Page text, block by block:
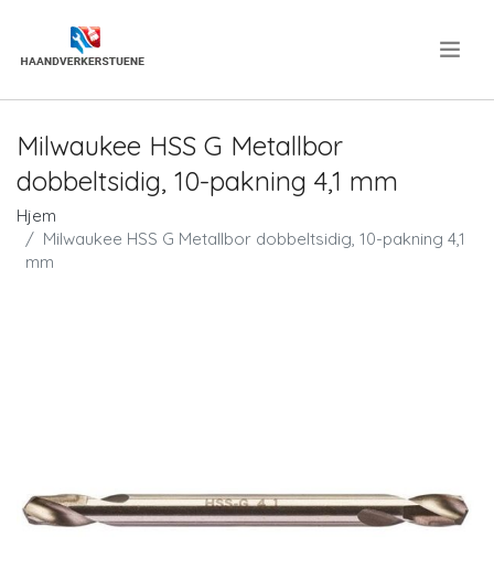
Milwaukee HSS G Metallbor
dobbeltsidig, 10-pakning 4,1 mm
Hjem
Milwaukee HSS G Metallbor dobbeltsidig, 10-pakning 4,1
mm